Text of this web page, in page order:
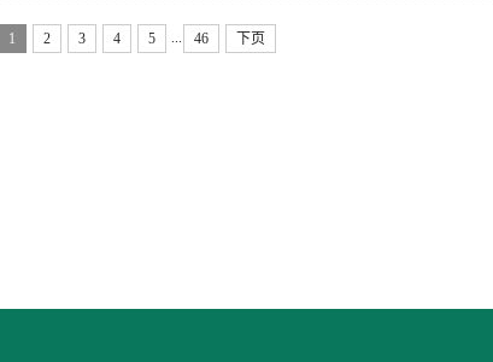
1 2 3 4 5 46 下页